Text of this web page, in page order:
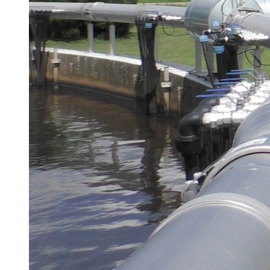
Brau Beviale
Hannover Messe
IFAT
Tausendwasser
Energieeffizienz & Nachhaltigkeit
Grüne Gebäude und Wasserlösungen für
klimaresiliente Städte
21. Juli 2026